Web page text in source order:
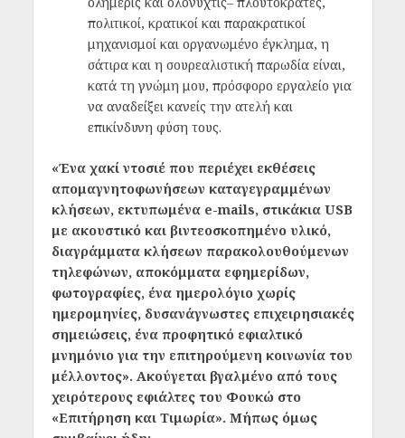
πολιτικοί, κρατικοί και παρακρατικοί
μηχανισμοί και οργανωμένο έγκλημα, η
σάτιρα και η σουρεαλιστική παρωδία είναι,
κατά τη γνώμη μου, πρόσφορο εργαλείο για
να αναδείξει κανείς την ατελή και
επικίνδυνη φύση τους.
«Ένα χακί ντοσιέ που περιέχει εκθέσεις
απομαγνητοφωνήσεων καταγεγραμμένων
κλήσεων, εκτυπωμένα e-mails, στικάκια USB
με ακουστικό και βιντεοσκοπημένο υλικό,
διαγράμματα κλήσεων παρακολουθούμενων
τηλεφώνων, αποκόμματα εφημερίδων,
φωτογραφίες, ένα ημερολόγιο χωρίς
ημερομηνίες, δυσανάγνωστες επιχειρησιακές
σημειώσεις, ένα προφητικό εφιαλτικό
μνημόνιο για την επιτηρούμενη κοινωνία του
μέλλοντος». Ακούγεται βγαλμένο από τους
χειρότερους εφιάλτες του Φουκώ στο
«Επιτήρηση και Τιμωρία». Μήπως όμως